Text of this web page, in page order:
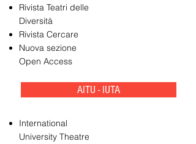
Rivista Teatri delle
Diversità
Rivista Cercare
Nuova sezione
Open Access
AITU - IUTA
International
University Theatre